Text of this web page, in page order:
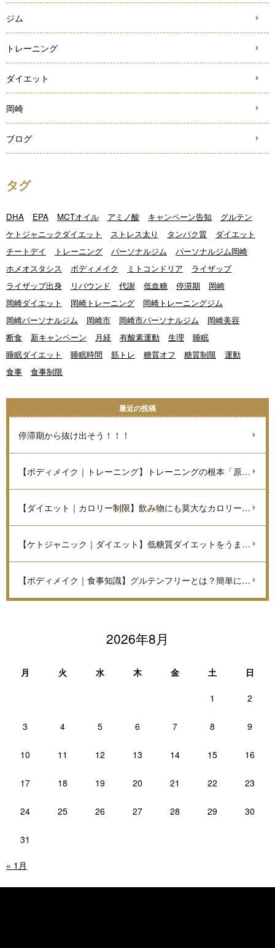
ジム
トレーニング
ダイエット
岡崎
ブログ
タグ
DHA EPA MCTオイル アミノ酸 キャンペーン告知
グルテン
ケトジャニックダイエット
ストレス太り タンパク質
ダイエット
チートデイ
トレーニング パーソナルジム
パーソナルジム岡崎
ホメオスタシス
ボディメイク ミトコンドリア
ライザップ
ライザップ出身
リバウンド 代謝 低血糖 停滞期
岡崎
岡崎ダイエット
岡崎トレーニング
岡崎トレーニングジム
岡崎パーソナルジム
岡崎市 岡崎市パーソナルジム
岡崎美容
断食
新キャンペーン 月経 有酸素運動 生理
睡眠
睡眠ダイエット
睡眠時間 筋トレ 糖質オフ 糖質制限
運動
食事
食事制限
最近の投稿
停滞期から抜け出そう！！！
【ボディメイク｜トレーニング】トレーニングの根本「原理原則」を理解しよう。
【ダイエット｜カロリー制限】飲み物にも莫大なカロリーがあるのをご存知ですか？
【ケトジャニック｜ダイエット】低糖質ダイエットをうまく進めていくポイントを解説
【ボディメイク｜食事知識】グルテンフリーとは？簡単に解説
2026年8月
月 火 水 木 金 土 日
1 2
3 4 5 6 7 8 9
10 11 12 13 14 15 16
17 18 19 20 21 22 23
24 25 26 27 28 29 30
31
« 1月